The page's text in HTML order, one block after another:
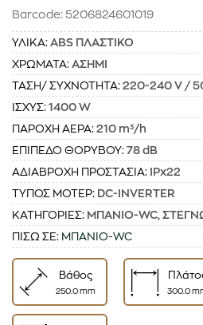
Barcode: 5206824601019
ΥΛΙΚΑ: ABS ΠΛΑΣΤΙΚΟ
ΧΡΩΜΑΤΑ: ΑΣΗΜΙ
ΤΑΣΗ/ ΣΥΧΝΟΤΗΤΑ: 220-240 V /
ΙΣΧΥΣ: 1400 W
ΠΑΡΟΧΗ ΑΕΡΑ: 210 m³/h
ΕΠΙΠΕΔΟ ΘΟΡΥΒΟΥ: 78 dB
ΑΔΙΑΒΡΟΧΗ ΠΡΟΣΤΑΣΙΑ:
IPx22
ΤΥΠΟΣ ΜΟΤΕΡ: DC-INVERTER
ΚΑΤΗΓΟΡΙΕΣ: ΜΠΑΝΙΟ-WC,
ΠΙΣΩ ΣΕ: ΜΠΑΝΙΟ-WC
Βάθος
250.0 mm 300.0